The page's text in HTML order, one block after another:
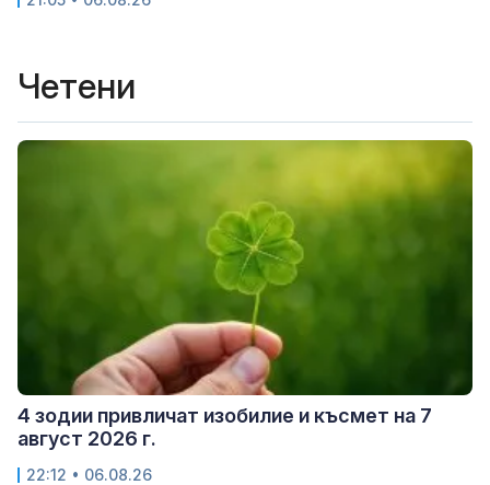
Четени
4 зодии привличат изобилие и късмет на 7
август 2026 г.
22:12 • 06.08.26